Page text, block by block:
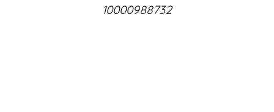
10000988732